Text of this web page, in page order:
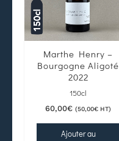
Marthe Henry –
Bourgogne Aligoté
2022
150cl
60,00€ (50,00€ HT)
Ajouter au